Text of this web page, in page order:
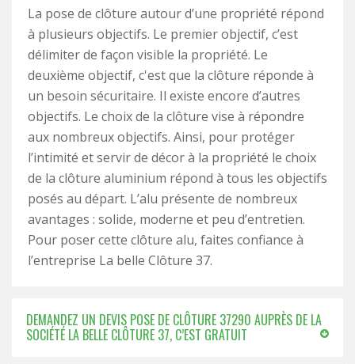
La pose de clôture autour d’une propriété répond
à plusieurs objectifs. Le premier objectif, c’est
délimiter de façon visible la propriété. Le
deuxième objectif, c'est que la clôture réponde à
un besoin sécuritaire. Il existe encore d’autres
objectifs. Le choix de la clôture vise à répondre
aux nombreux objectifs. Ainsi, pour protéger
l’intimité et servir de décor à la propriété le choix
de la clôture aluminium répond à tous les objectifs
posés au départ. L’alu présente de nombreux
avantages : solide, moderne et peu d’entretien.
Pour poser cette clôture alu, faites confiance à
l’entreprise La belle Clôture 37.
DEMANDEZ UN DEVIS POSE DE CLÔTURE 37290 AUPRÈS DE LA
SOCIÉTÉ LA BELLE CLÔTURE 37, C’EST GRATUIT